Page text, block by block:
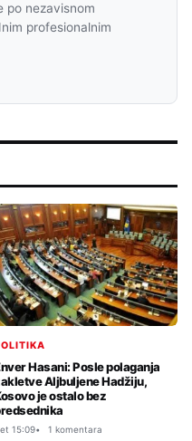
po nezavisnom
profesionalnim
Hasani: Posle polaganja
Aljbuljene Hadžiju,
je ostalo bez
15:09 1 komentara